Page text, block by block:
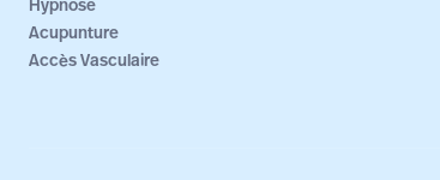
Hypnose
Acupunture
Accès Vasculaire